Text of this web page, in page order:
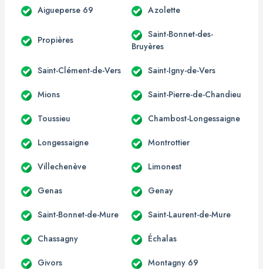
Aigueperse 69 Azolette
Propières
Saint-Bonnet-des-
Bruyères
Saint-Clément-de-Vers Saint-Igny-de-Vers
Mions Saint-Pierre-de-Chandieu
Toussieu Chambost-Longessaigne
Longessaigne Montrottier
Villechenève Limonest
Genas Genay
Saint-Bonnet-de-Mure Saint-Laurent-de-Mure
Chassagny Échalas
Givors Montagny 69